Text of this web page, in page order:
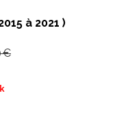
à 2021 )
€